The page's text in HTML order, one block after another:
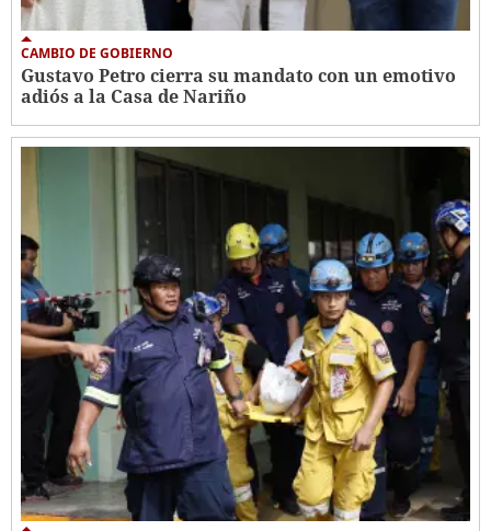
CAMBIO DE GOBIERNO
Gustavo Petro cierra su mandato con un emotivo
adiós a la Casa de Nariño